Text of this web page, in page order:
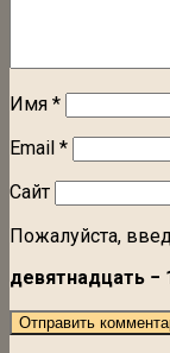
Имя *
Email *
Сайт
Пожалуйста,
девятнадцать −